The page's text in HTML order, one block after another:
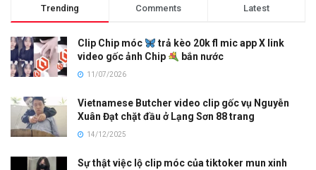
Trending Comments Latest
Clip Chip móc
trả kèo 20k fl mic app X link
video gốc ảnh Chip
bắn nước
11/07/2026
Vietnamese Butcher video clip gốc vụ Nguyễn
Xuân Đạt chặt đầu ở Lạng Sơn 88 trang
14/12/2025
Sự thật việc lộ clip móc của tiktoker mun xinh